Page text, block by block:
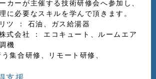
カーが主催する技術研修会へ参加し、
に必要なスキルを学んで頂きます。
ツ ： 石油、ガス給湯器
式会社 ： エコキュート、ルームエア
機
集合研修、リモート研修、